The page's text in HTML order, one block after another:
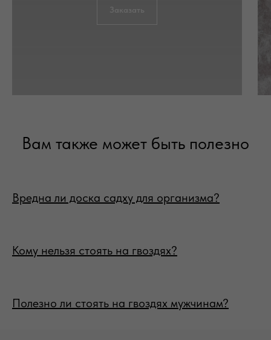
Заказать
Вам также может быть полезно
Вредна ли доска садху для организма?
Кому нельзя стоять на гвоздях?
Полезно ли стоять на гвоздях мужчинам?